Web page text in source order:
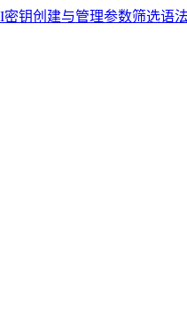
密钥创建与管理参数筛选语